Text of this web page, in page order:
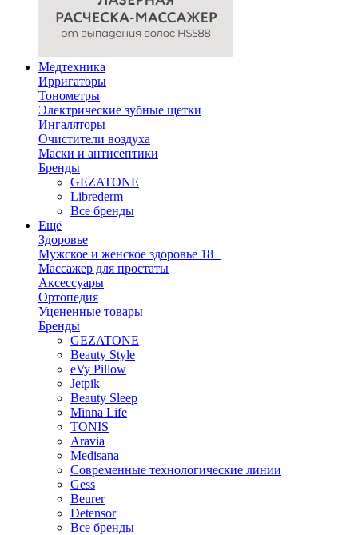
Медтехника
Ирригаторы
Тонометры
Электрические зубные щетки
Ингаляторы
Очистители воздуха
Маски и антисептики
Бренды
GEZATONE
Librederm
Все бренды
Ещё
Здоровье
Мужское и женское здоровье 18+
Массажер для простаты
Аксессуары
Ортопедия
Уцененные товары
Бренды
GEZATONE
Beauty Style
eVy Pillow
Jetpik
Beauty Sleep
Minna Life
TONIS
Aravia
Medisana
Современные технологические линии
Gess
Beurer
Detensor
Все бренды